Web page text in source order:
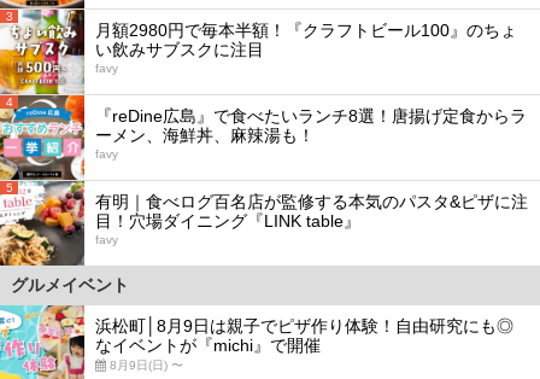
3
月額2980円で毎本半額！『クラフトビール100』のちょ
い飲みサブスクに注目
favy
4
『reDine広島』で食べたいランチ8選！唐揚げ定食からラ
ーメン、海鮮丼、麻辣湯も！
favy
5
有明｜食べログ百名店が監修する本気のパスタ&ピザに注
目！穴場ダイニング『LINK table』
favy
グルメイベント
浜松町│8月9日は親子でピザ作り体験！自由研究にも◎
なイベントが『michi』で開催
8月9日(日) 〜